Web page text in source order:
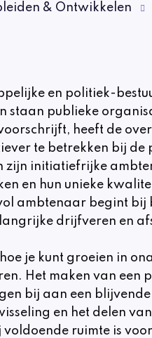
& Ontwikkelen
en politiek-
staan publieke
heeft de
te betrekken bij de
zijn initiatiefrijke
en hun unieke
ambtenaar begint bij
drijfveren en
je kunt groeien in
Het maken van een
bij aan een
en het delen
ruimte is